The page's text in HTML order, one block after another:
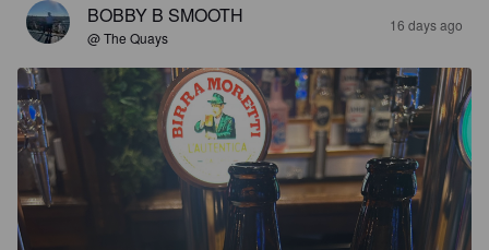
BOBBY B SMOOTH
@ The Quays
16 days ago